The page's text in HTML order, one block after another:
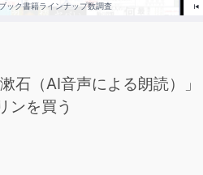
ック書籍ラインナップ数調査
石（AI音声による朗読）」
ンを買う